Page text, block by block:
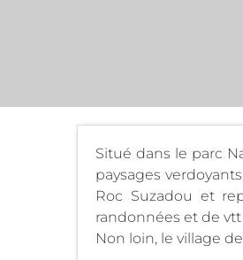
Situé dans le parc
paysages
Roc Suzadou et
randonnées et de
Non loin, le village